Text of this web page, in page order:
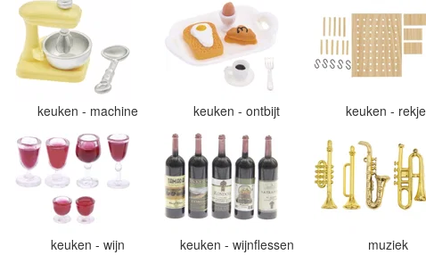
keuken - machine keuken - ontbijt keuken - rekje
keuken - wijn keuken - wijnflessen
muziek